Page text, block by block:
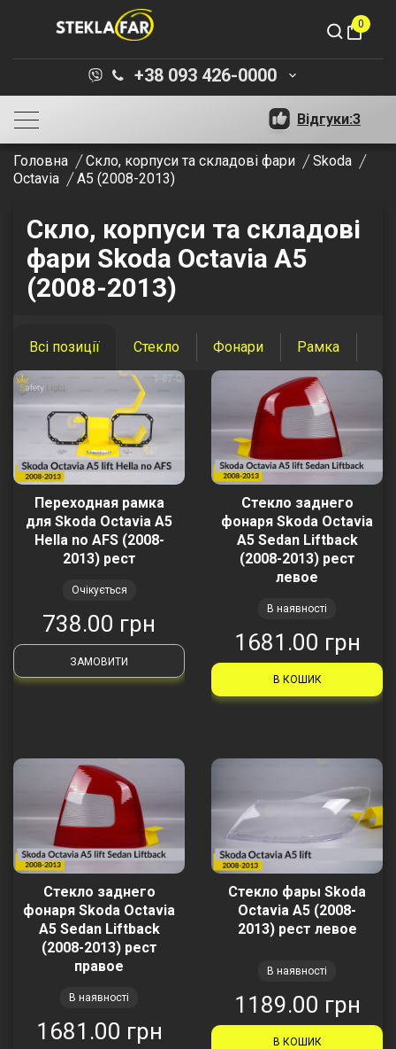
shopping_bag
0
+38 093 426-0000 keyboard_arrow_down
Відгуки:3
Головна Скло, корпуси та складові фари
Skoda
Octavia
A5 (2008-2013)
Скло, корпуси та складові
фари Skoda Octavia A5
(2008-2013)
Всі позиції Стекло Фонари Рамка
Переходная рамка
для Skoda Octavia A5
Hella no AFS (2008-
2013) рест
Очікується
738.00 грн
ЗАМОВИТИ
Стекло заднего
фонаря Skoda Octavia
A5 Sedan Liftback
(2008-2013) рест
левое
В наявності
1681.00 грн
В КОШИК
Стекло заднего
фонаря Skoda Octavia
A5 Sedan Liftback
(2008-2013) рест
правое
В наявності
1681.00 грн
Стекло фары Skoda
Octavia A5 (2008-
2013) рест левое
В наявності
1189.00 грн
В КОШИК